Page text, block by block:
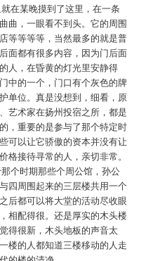
在某晚摸到了这里，在一条
曲，一眼看不到头。它的周围
等等等等，当然最多的就是普
面都有很多内容，因为门后面
人，在昏黄的灯光里安静得
中的一个，门口有个灰色的牌
单位。真是没想到，细看，原
艺术家在扬州投宿之所，都是
，重要的是参与了那个特定时
可以让它骄傲的资本并没有让
格接待寻常的人，亲切非常。
个时期那些个周公馆，孙公
四周围起来的三层楼共用一个
后都可以将大堂的活动尽收眼
相配得很。还是厚实的木头楼
得很新，木头地板的声音太
楼的人都知道三楼移动的人走